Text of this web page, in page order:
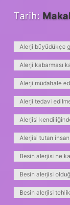
Tarih:
Alerji büyüdükçe
Alerji kabarması
Alerji müdahale
Alerji tedavi
Alerjisi
Alerjisi tutan insan
Besin alerjisi ne
Besin alerjisi
Besin alerjisi